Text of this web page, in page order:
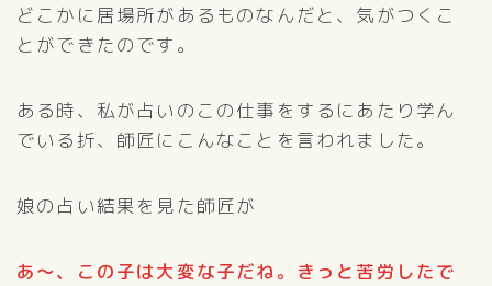
どこかに居場所があるものなんだと、気がつくこ
とができたのです。
ある時、私が占いのこの仕事をするにあたり学ん
でいる折、師匠にこんなことを言われました。
娘の占い結果を見た師匠が
あ〜、この子は大変な子だね。きっと苦労したで